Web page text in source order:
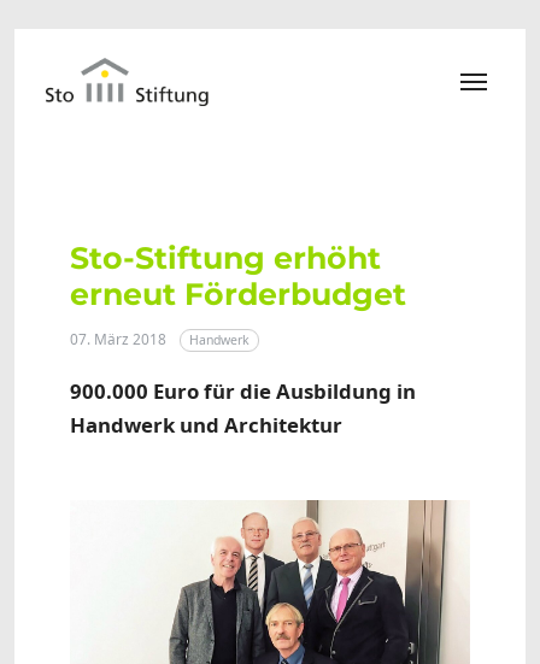
Sto-Stiftung erhöht
erneut Förderbudget
07. März 2018 Handwerk
900.000 Euro für die Ausbildung in
Handwerk und Architektur